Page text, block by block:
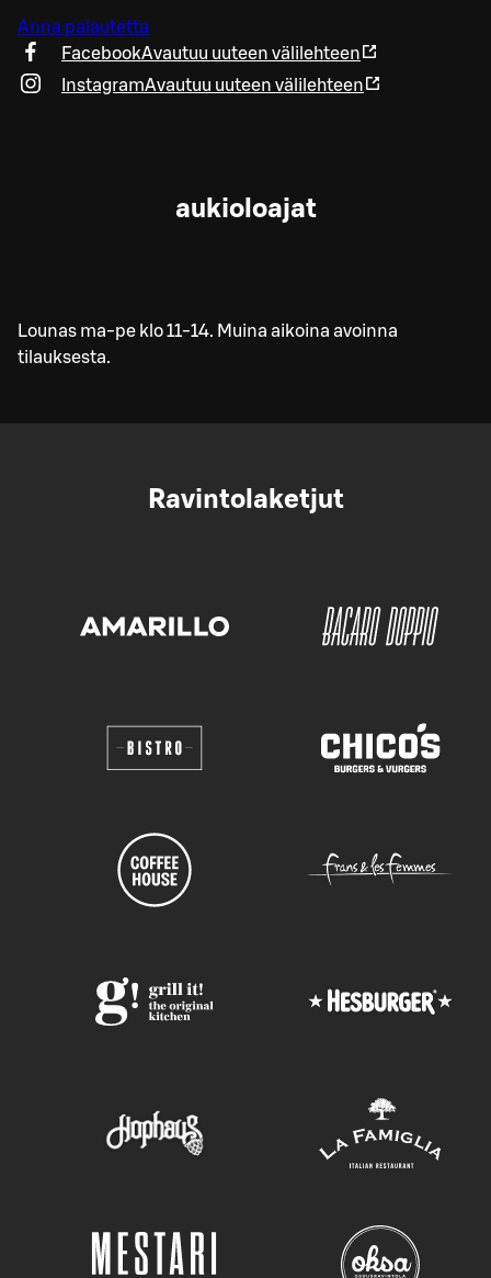
Anna palautetta
FacebookAvautuu uuteen välilehteen
InstagramAvautuu uuteen välilehteen
aukioloajat
Lounas ma-pe klo 11-14. Muina aikoina avoinna
tilauksesta.
Ravintolaketjut